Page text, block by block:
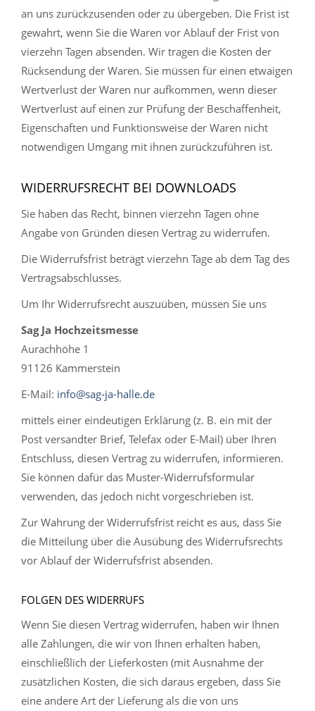
an uns zurückzusenden oder zu übergeben. Die Frist ist
gewahrt, wenn Sie die Waren vor Ablauf der Frist von
vierzehn Tagen absenden. Wir tragen die Kosten der
Rücksendung der Waren. Sie müssen für einen etwaigen
Wertverlust der Waren nur aufkommen, wenn dieser
Wertverlust auf einen zur Prüfung der Beschaffenheit,
Eigenschaften und Funktionsweise der Waren nicht
notwendigen Umgang mit ihnen zurückzuführen ist.
WIDERRUFSRECHT BEI DOWNLOADS
Sie haben das Recht, binnen vierzehn Tagen ohne
Angabe von Gründen diesen Vertrag zu widerrufen.
Die Widerrufsfrist beträgt vierzehn Tage ab dem Tag des
Vertragsabschlusses.
Um Ihr Widerrufsrecht auszuüben, müssen Sie uns
Sag Ja Hochzeitsmesse
Aurachhöhe 1
91126 Kammerstein
E-Mail: info@sag-ja-halle.de
mittels einer eindeutigen Erklärung (z. B. ein mit der
Post versandter Brief, Telefax oder E-Mail) über Ihren
Entschluss, diesen Vertrag zu widerrufen, informieren.
Sie können dafür das Muster-Widerrufsformular
verwenden, das jedoch nicht vorgeschrieben ist.
Zur Wahrung der Widerrufsfrist reicht es aus, dass Sie
die Mitteilung über die Ausübung des Widerrufsrechts
vor Ablauf der Widerrufsfrist absenden.
FOLGEN DES WIDERRUFS
Wenn Sie diesen Vertrag widerrufen, haben wir Ihnen
alle Zahlungen, die wir von Ihnen erhalten haben,
einschließlich der Lieferkosten (mit Ausnahme der
zusätzlichen Kosten, die sich daraus ergeben, dass Sie
eine andere Art der Lieferung als die von uns